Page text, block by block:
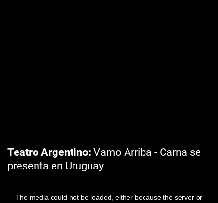
Teatro Argentino Vamo Arriba - Carna se
presenta en Uruguay
The media could not be loaded, either because the server or